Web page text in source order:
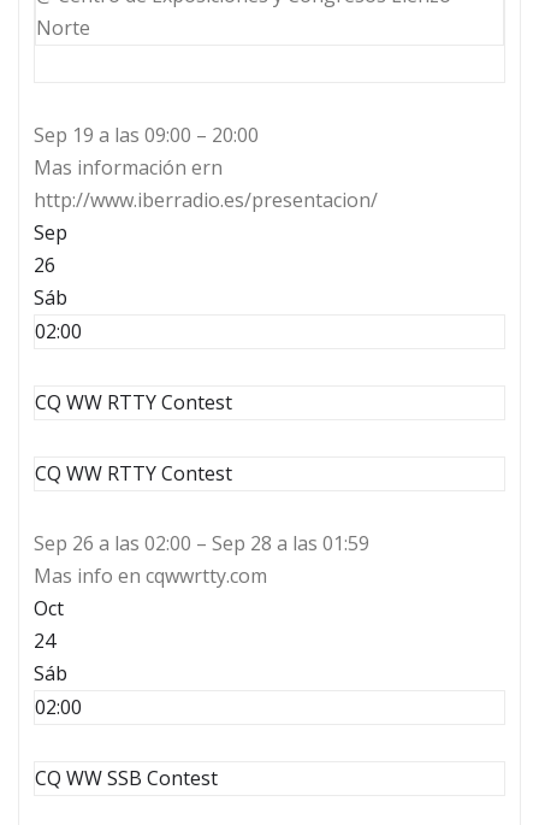
Norte
Sep 19 a las 09:00 – 20:00
Mas información ern
http://www.iberradio.es/presentacion/
Sep
26
Sáb
02:00
CQ WW RTTY Contest
CQ WW RTTY Contest
Sep 26 a las 02:00 – Sep 28 a las 01:59
Mas info en cqwwrtty.com
Oct
24
Sáb
02:00
CQ WW SSB Contest